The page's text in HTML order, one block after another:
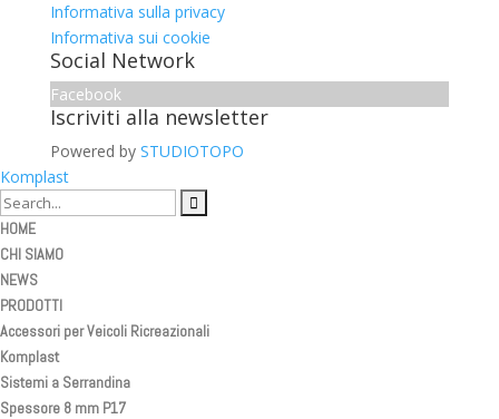
Informativa sulla privacy
Informativa sui cookie
Social Network
Facebook
Iscriviti alla newsletter
Powered by STUDIOTOPO
Komplast
HOME
CHI SIAMO
NEWS
PRODOTTI
Accessori per Veicoli Ricreazionali
Komplast
Sistemi a Serrandina
Spessore 8 mm P17